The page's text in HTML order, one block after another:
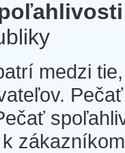
medzi